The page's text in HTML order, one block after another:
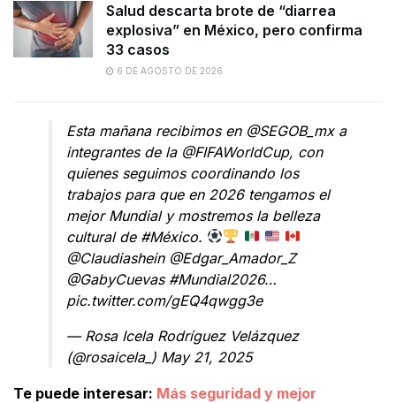
Salud descarta brote de “diarrea
explosiva” en México, pero confirma
33 casos
6 DE AGOSTO DE 2026
Esta mañana recibimos en @SEGOB_mxa
integrantes de la @FIFAWorldCup, con
quienes seguimos coordinando los
trabajos para que en 2026 tengamos el
mejor Mundial y mostremos la belleza
cultural de #México.
@Claudiashein @Edgar_Amador_Z
@GabyCuevas #Mundial2026…
pic.twitter.com/gEQ4qwgg3e
— Rosa Icela Rodríguez Velázquez
(@rosaicela_) May 21, 2025
Te puede interesar: Más seguridad y mejor